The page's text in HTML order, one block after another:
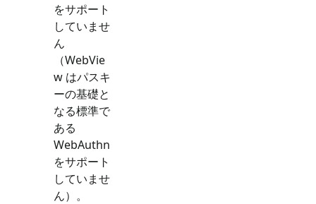
をサポート
していませ
ん
（WebVie
w はパスキ
ーの基礎と
なる標準で
ある
WebAuthn
をサポート
していませ
ん）。